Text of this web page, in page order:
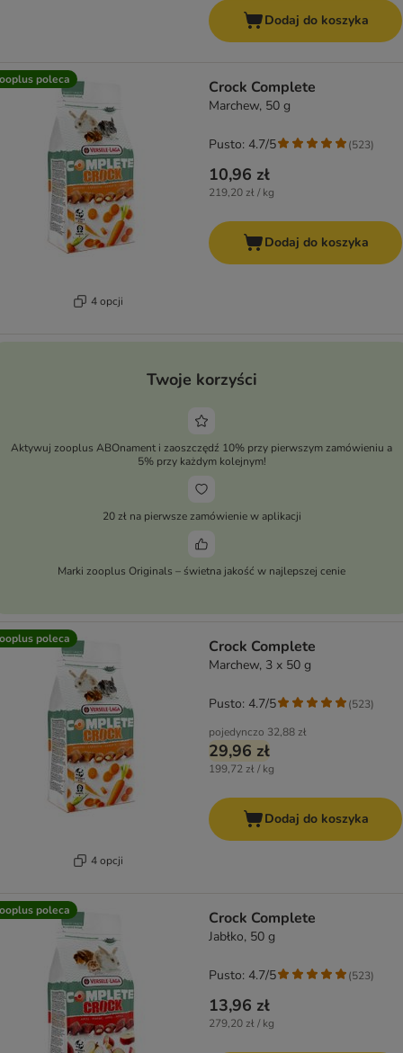
Dodaj do koszyka
poleca
4 opcji
Crock Complete
Marchew, 50 g
10,96 zł
219,20 zł / kg
Pusto: 4.7/5 (523)
Dodaj do koszyka
Twoje korzyści
Aktywuj zooplus ABOnament i zaoszczędź 10% przy pierwszym zamówieniu a
5% przy każdym kolejnym!
20 zł na pierwsze zamówienie w aplikacji
Marki zooplus Originals – świetna jakość w najlepszej cenie
poleca
4 opcji
Crock Complete
Marchew, 3 x 50 g
pojedynczo 32,88 zł
29,96 zł
199,72 zł / kg
Pusto: 4.7/5 (523)
Dodaj do koszyka
poleca Crock Complete
Jabłko, 50 g
13,96 zł
279,20 zł / kg
Pusto: 4.7/5 (523)